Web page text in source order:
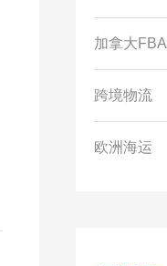
加拿大FBA
跨境物流
欧洲海运